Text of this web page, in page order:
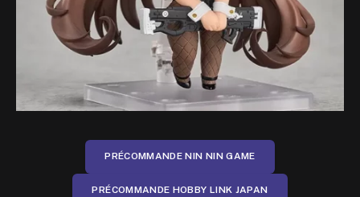
PRÉCOMMANDE NIN NIN GAME
PRÉCOMMANDE HOBBY LINK JAPAN